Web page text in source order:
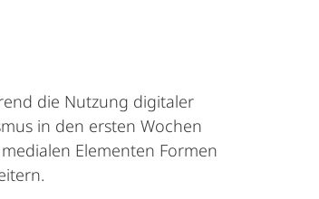
die Nutzung digitaler
in den ersten Wochen
Elementen Formen